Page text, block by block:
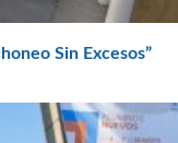
Sin Excesos”